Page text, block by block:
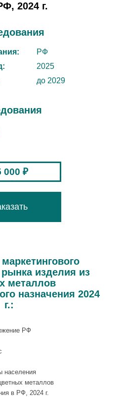
2024 г.
РФ
2025
до 2029
000 ₽
изделия из
металлов
назначения 2024
г.:
РФ
населения
металлов
в РФ, 2024 г.